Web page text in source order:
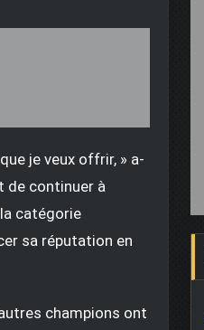
je veux offrir, » a-
de continuer à
catégorie
sa réputation en
champions ont